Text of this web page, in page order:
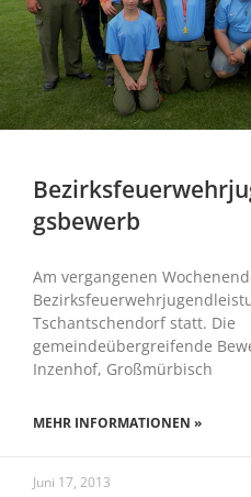
gsbewerb
Am vergangenen
Tschantschendorf statt. Die
gemeindeübergreifende
Inzenhof, Großmürbisch
MEHR INFORMATIONEN »
Juni 17, 2013